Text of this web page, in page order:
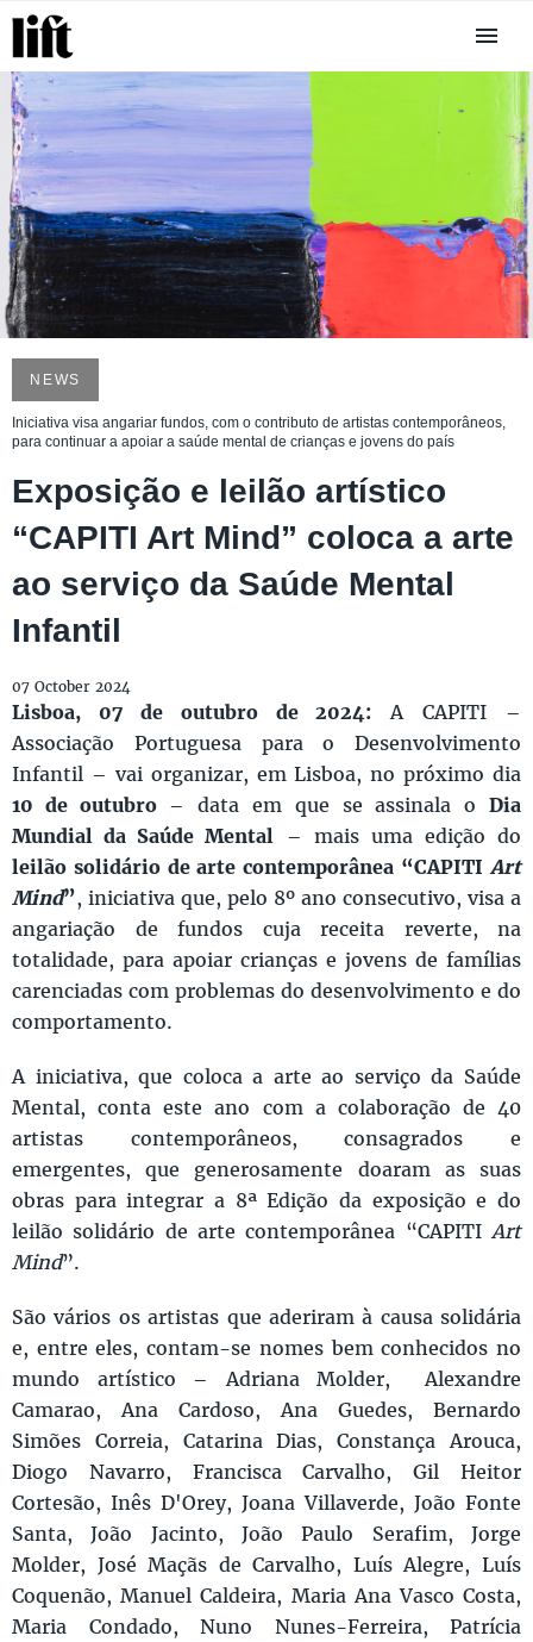
NEWS
Iniciativa visa angariar fundos, com o contributo de artistas contemporâneos,
para continuar a apoiar a saúde mental de crianças e jovens do país
Exposição e leilão artístico
“CAPITI Art Mind” coloca a arte
ao serviço da Saúde Mental
Infantil
07 October 2024
Lisboa, 07 de outubro de 2024: A CAPITI –
Associação Portuguesa para o Desenvolvimento
Infantil – vai organizar, em Lisboa, no próximo dia
10 de outubro– data em que se assinala oDia
Mundial da Saúde Mental – mais uma edição do
leilão solidário de arte contemporânea “CAPITI Art
Mind”, iniciativa que, pelo 8º ano consecutivo, visa a
angariação de fundos cuja receita reverte, na
totalidade, para apoiar crianças e jovens de famílias
carenciadas com problemas do desenvolvimento e do
comportamento.
A iniciativa, que coloca a arte ao serviço da Saúde
Mental, conta este ano com a colaboração de 40
artistas contemporâneos, consagrados e
emergentes, que generosamente doaram as suas
obras para integrar a 8ª Edição da exposição e do
leilão solidário de arte contemporânea “CAPITI Art
Mind”.
São vários os artistas que aderiram à causa solidária
e, entre eles, contam-se nomes bem conhecidos no
mundo artístico – Adriana Molder, Alexandre
Camarao, Ana Cardoso, Ana Guedes, Bernardo
Simões Correia, Catarina Dias, Constança Arouca,
Diogo Navarro, Francisca Carvalho, Gil Heitor
Cortesão, Inês D'Orey, Joana Villaverde, João Fonte
Santa, João Jacinto, João Paulo Serafim, Jorge
Molder, José Maçãs de Carvalho, Luís Alegre, Luís
Coquenão, Manuel Caldeira, Maria Ana Vasco Costa,
Maria Condado, Nuno Nunes-Ferreira, Patrícia